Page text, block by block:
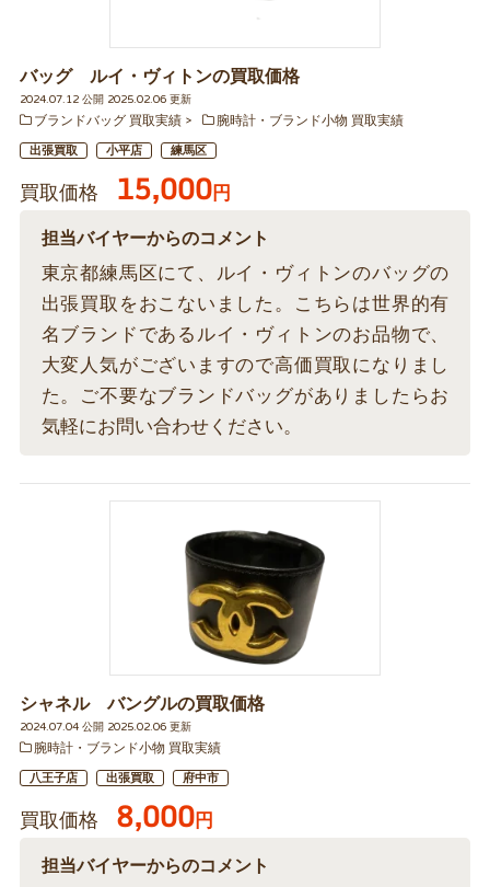
バッグ ルイ・ヴィトンの買取価格
2024.07.12 公開 2025.02.06 更新
ブランドバッグ 買取実績
腕時計・ブランド小物 買取実績
出張買取 小平店 練馬区
買取価格 15,000円
担当バイヤーからのコメント
東京都練馬区にて、ルイ・ヴィトンのバッグの
出張買取をおこないました。こちらは世界的有
名ブランドであるルイ・ヴィトンのお品物で、
大変人気がございますので高価買取になりまし
た。ご不要なブランドバッグがありましたらお
気軽にお問い合わせください。
シャネル バングルの買取価格
2024.07.04 公開 2025.02.06 更新
腕時計・ブランド小物 買取実績
八王子店 出張買取 府中市
買取価格 8,000円
担当バイヤーからのコメント